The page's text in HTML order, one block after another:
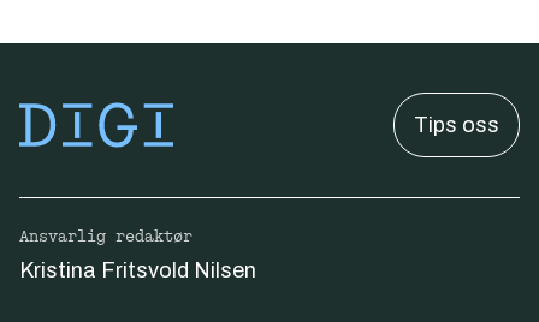
Tips oss
Ansvarlig redaktør
Kristina Fritsvold Nilsen